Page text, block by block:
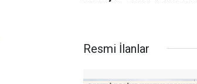
Resmi İlanlar